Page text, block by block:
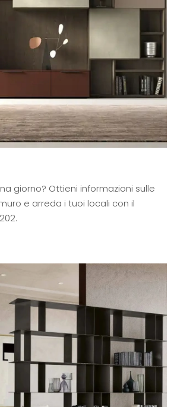
giorno? Ottieni informazioni sulle
e arreda i tuoi locali con il